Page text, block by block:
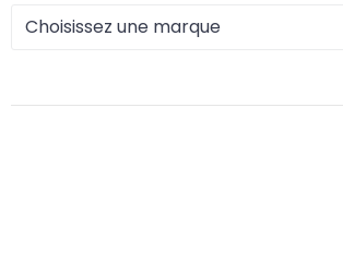
Choisissez une marque